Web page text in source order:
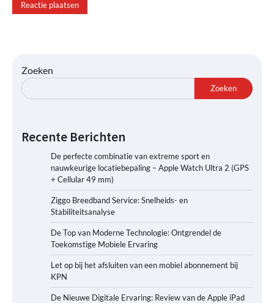
Zoeken
Zoeken
Recente Berichten
De perfecte combinatie van extreme sport en
nauwkeurige locatiebepaling – Apple Watch Ultra 2 (GPS
+ Cellular 49 mm)
Ziggo Breedband Service: Snelheids- en
Stabiliteitsanalyse
De Top van Moderne Technologie: Ontgrendel de
Toekomstige Mobiele Ervaring
Let op bij het afsluiten van een mobiel abonnement bij
KPN
De Nieuwe Digitale Ervaring: Review van de Apple iPad